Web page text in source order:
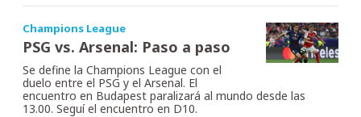
Champions League
PSG vs. Arsenal: Paso a paso
Se define la Champions League con el
duelo entre el PSG y el Arsenal. El
encuentro en Budapest paralizará al mundo desde las
13.00. Seguí el encuentro en D10.